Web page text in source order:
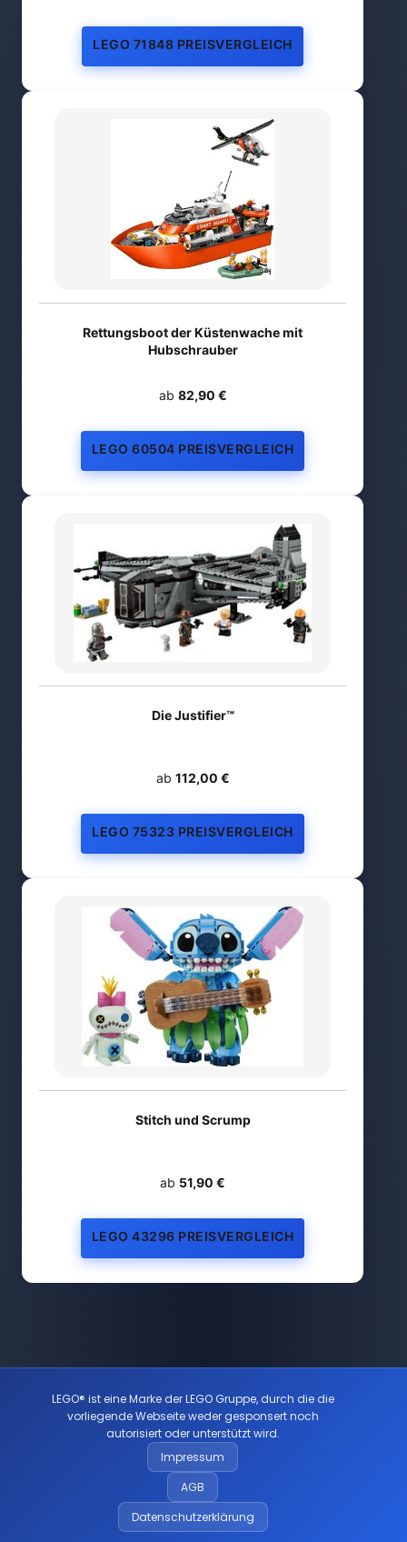
LEGO 71848 PREISVERGLEICH
Rettungsboot der Küstenwache mit
Hubschrauber
ab 82,90 €
LEGO 60504 PREISVERGLEICH
Die Justifier™
ab 112,00 €
LEGO 75323 PREISVERGLEICH
Stitch und Scrump
ab 51,90 €
LEGO 43296 PREISVERGLEICH
LEGO® ist eine Marke der LEGO Gruppe, durch die die
vorliegende Webseite weder gesponsert noch
autorisiert oder unterstützt wird.
Impressum
AGB
Datenschutzerklärung